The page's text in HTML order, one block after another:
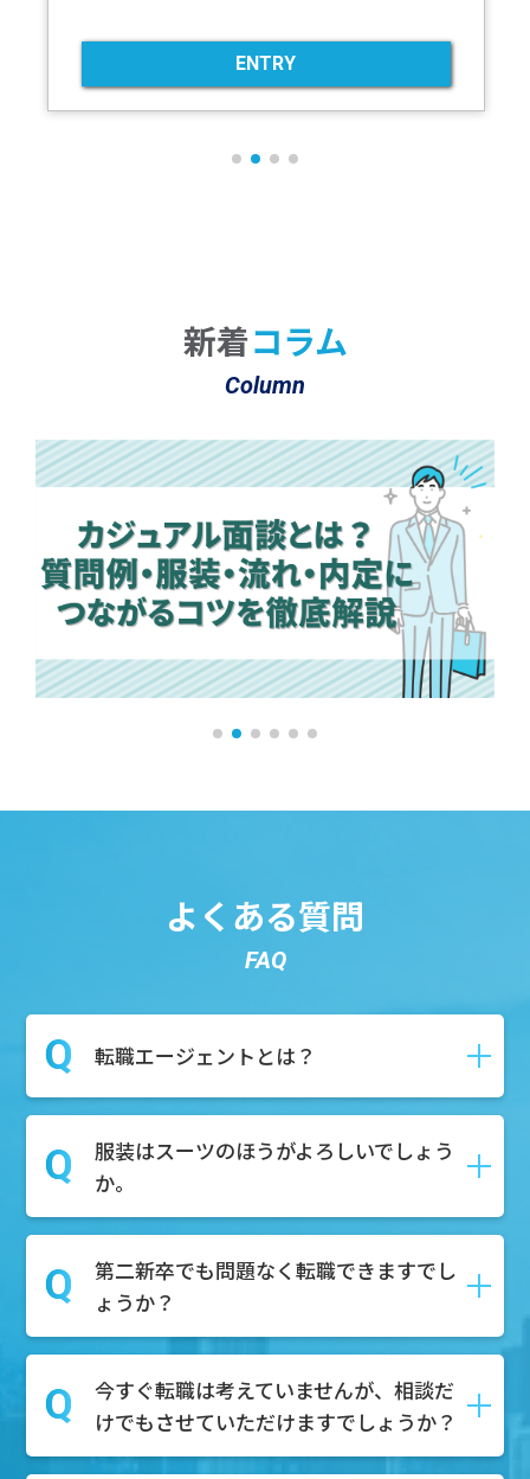
ENTRY
新着コラム
Column
よくある質問
FAQ
転職エージェントとは？
転職や就職の際に、求職者様が新しい仕
事を見つけるためにサポートしてくれる
就活のプロのことです。
職務経歴書の作成など、就活に関わる作
業全般をサポートいたします。
服装はスーツのほうがよろしいでしょう
か。
私服で構いません！お気軽にご参加くだ
さい。
第二新卒でも問題なく転職できますでし
ょうか？
もちろん可能でございます。第二新卒を
積極的に採用している企業様も多数ござ
いますので、転職市場での需要はござい
今すぐ転職は考えていませんが、相談だ
けでもさせていただけますでしょうか？